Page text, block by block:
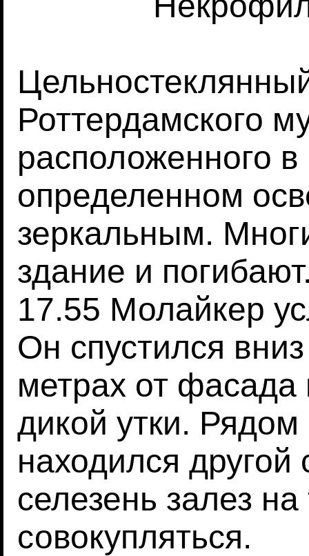
Роттердамского
расположенного
определенном
зеркальным.
здание и
17.55 Молайкер
Он спустился
метрах от фасада
дикой утки.
находился другой
селезень залез
совокупляться.